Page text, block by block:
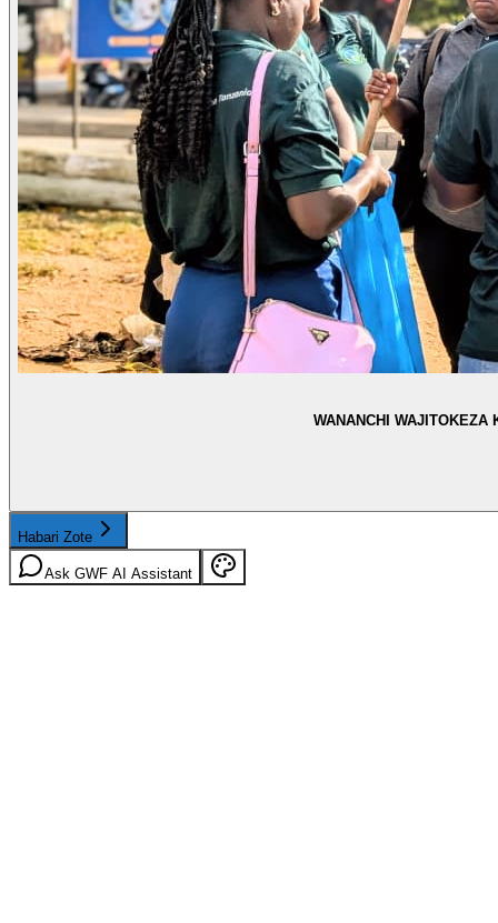
WANANCHI WAJITOKEZA
Habari Zote
Ask GWF AI Assistant